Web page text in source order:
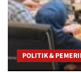
POLITIK &